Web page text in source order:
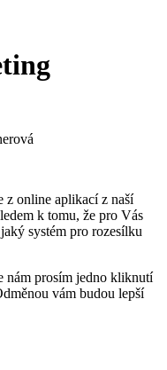
online aplikací z naší
k tomu, že pro Vás
systém pro rozesílku
nám prosím jedno kliknutí
vám budou lepší